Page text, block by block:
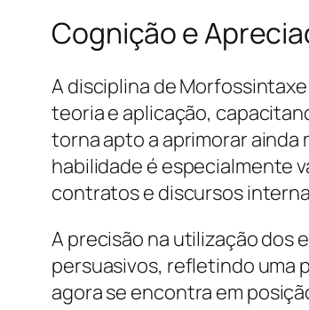
Cognição e
A disciplina de
teoria e aplicação,
torna apto a aprimorar ainda
habilidade é especialmente
contratos e discursos
A precisão na utilização
persuasivos, refletindo uma
agora se encontra em